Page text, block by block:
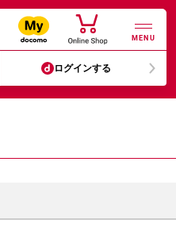
MENU
ログインする